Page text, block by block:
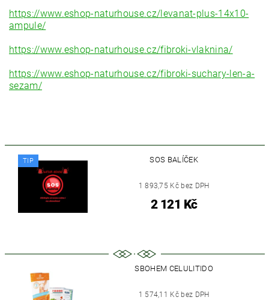
https://www.eshop-naturhouse.cz/levanat-plus-14x10-
ampule/
https://www.eshop-naturhouse.cz/fibroki-vlaknina/
https://www.eshop-naturhouse.cz/fibroki-suchary-len-a-
sezam/
TIP SOS BALÍČEK
1 893,75 Kč bez DPH
2 121 Kč
SBOHEM CELULITIDO
1 574,11 Kč bez DPH